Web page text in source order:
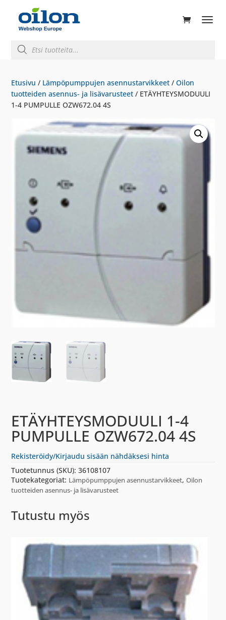
search
Etusivu / Lämpöpumppujen asennustarvikkeet /Oilon
tuotteiden asennus- ja lisävarusteet / ETÄYHTEYSMODUULI
1-4 PUMPULLE OZW672.04 4S
ETÄYHTEYSMODUULI 1-4
PUMPULLE OZW672.04 4S
Rekisteröidy/Kirjaudu sisään nähdäksesi hinta
Tuotetunnus (SKU):36108107
Tuotekategoriat: Lämpöpumppujen asennustarvikkeet,Oilon
tuotteiden asennus- ja lisävarusteet
Tutustu myös